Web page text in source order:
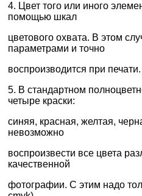
4. Цвет того или иного
помощью шкал
цветового охвата. В этом
параметрами и точно
воспроизводится при печати.
5. В стандартном
четыре краски:
синяя, красная, желтая,
невозможно
воспроизвести все цвета
качественной
фотографии. С этим надо